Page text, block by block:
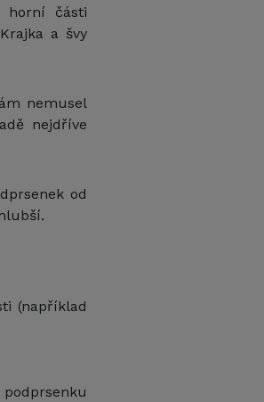
horní části
a švy
nemusel
nejdříve
od
(například